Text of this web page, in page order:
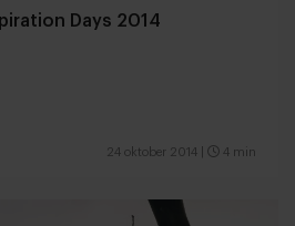
Days 2014
24 oktober 2014 4 min